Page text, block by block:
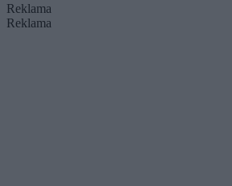
Reklama
Reklama